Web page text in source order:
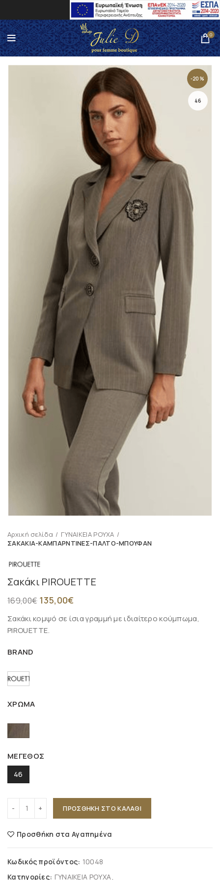
0
-20%
46
Αρχική σελίδα
ΓΥΝΑΙΚΕΙΑ ΡΟΥΧΑ
ΣΑΚΑΚΙΑ-ΚΑΜΠΑΡΝΤΙΝΕΣ-ΠΑΛΤΟ-ΜΠΟΥΦΑΝ
Σακάκι PIROUETTE
169,00€ 135,00€
Σακάκι κομψό σε ίσια γραμμή με ιδιαίτερο κούμπωμα,
PIROUETTE.
BRAND
ΧΡΩΜΑ
ΜΕΓΕΘΟΣ
46
ΠΡΟΣΘΉΚΗ ΣΤΟ ΚΑΛΆΘΙ
Προσθήκη στα Αγαπημένα
Κωδικός προϊόντος: 10048
Κατηγορίες: ΓΥΝΑΙΚΕΙΑ ΡΟΥΧΑ,